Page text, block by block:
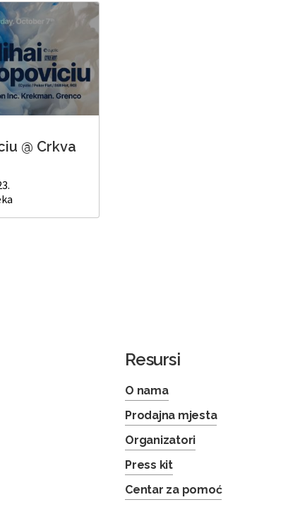
@ Crkva
Resursi
O nama
Prodajna mjesta
Organizatori
Press kit
Centar za pomoć